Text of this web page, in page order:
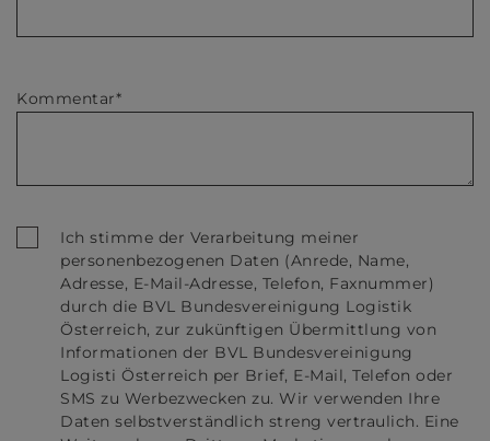
Kommentar*
Ich stimme der Verarbeitung meiner
personenbezogenen Daten (Anrede, Name,
Adresse, E-Mail-Adresse, Telefon, Faxnummer)
durch die BVL Bundesvereinigung Logistik
Österreich, zur zukünftigen Übermittlung von
Informationen der BVL Bundesvereinigung
Logisti Österreich per Brief, E-Mail, Telefon oder
SMS zu Werbezwecken zu. Wir verwenden Ihre
Daten selbstverständlich streng vertraulich. Eine